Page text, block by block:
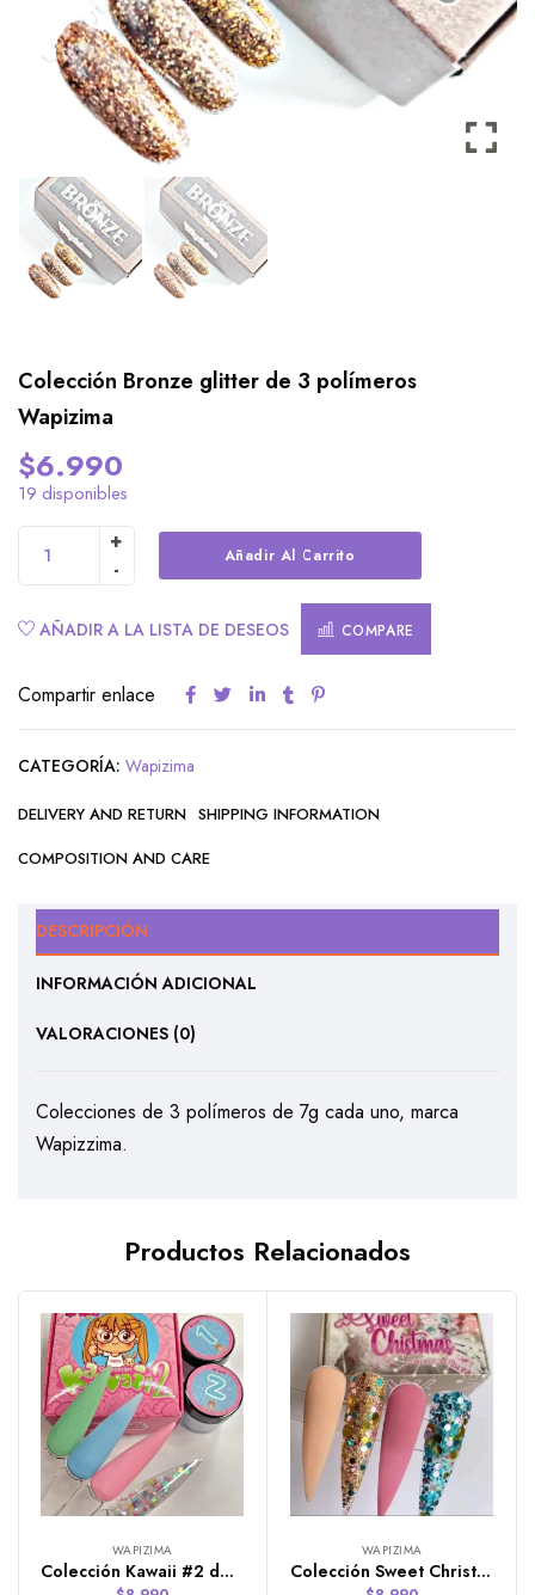
Colección Bronze glitter de 3 polímeros
Wapizima
$6.990
19 disponibles
Añadir Al Carrito
AÑADIR A LA LISTA DE DESEOS COMPARE
Compartir enlace
CATEGORÍA: Wapizima
DELIVERY AND RETURN SHIPPING INFORMATION
COMPOSITION AND CARE
DESCRIPCIÓN
INFORMACIÓN ADICIONAL
VALORACIONES (0)
Colecciones de 3 polímeros de 7g cada uno, marca
Wapizzima.
Productos Relacionados
WAPIZIMA
Colección Kawaii #2 de la Línea Kawaii de 4 polímeros de 7g Wapizima
WAPIZIMA
Colección Sweet Christmas de 4 polímeros de 7g de Wapizima